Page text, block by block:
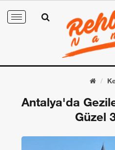
Toggle
Antalya'da
Güzel